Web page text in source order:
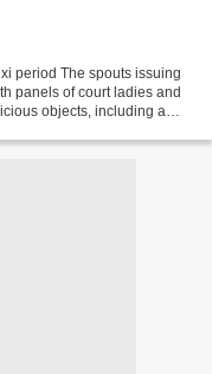
period The spouts issuing
panels of court ladies and
objects, including a